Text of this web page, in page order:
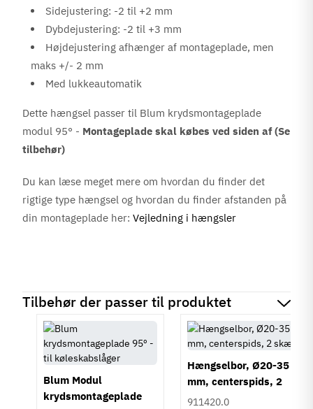
Sidejustering: -2 til +2 mm
Dybdejustering: -2 til +3 mm
Højdejustering afhænger af montageplade, men
maks +/- 2 mm
Med lukkeautomatik
Dette hængsel passer til Blum krydsmontageplade
modul 95° - Montageplade skal købes ved siden af (Se
tilbehør)
Du kan læse meget mere om hvordan du finder det
rigtige type hængsel og hvordan du finder afstanden på
din montageplade her:Vejledning i hængsler
Tilbehør der passer til produktet
Blum Modul
krydsmontageplade
Hængselbor, Ø20-35
mm, centerspids, 2
skær
911420.0